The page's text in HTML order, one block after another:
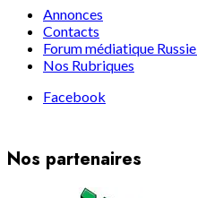
Annonces
Contacts
Forum médiatique
Nos Rubriques
Facebook
Nos partenaires